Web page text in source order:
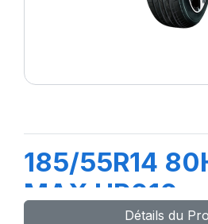
185/55R14
MAX HP010
Détails du